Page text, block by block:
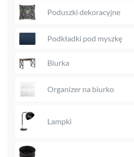
Poduszki dekoracyjne
Podkładki pod myszkę
Biurka
Organizer na biurko
Lampki